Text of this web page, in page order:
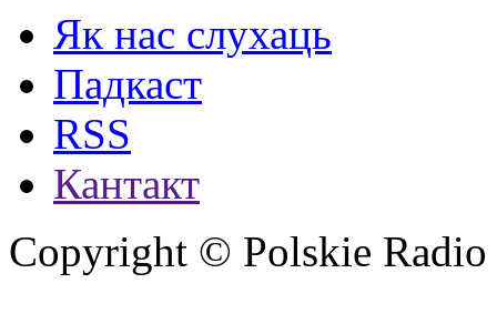
Як нас слухаць
Падкаст
RSS
Кантакт
Copyright © Polskie